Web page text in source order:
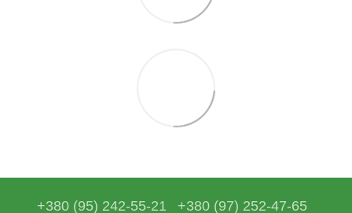
+380 (95) 242-55-21 +380 (97) 252-47-65